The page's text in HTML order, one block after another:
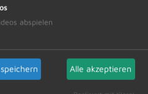
Veranstaltungstermine
abspielen
Alle akzeptieren